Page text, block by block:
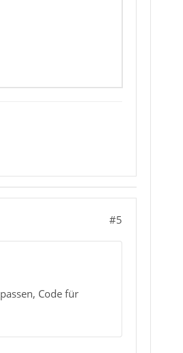
#5
Code für